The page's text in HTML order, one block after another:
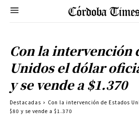
Con la intervención
Unidos el dólar
y se vende a $1.370
Destacadas
Con la intervención de Estados
$80 y se vende a $1.370